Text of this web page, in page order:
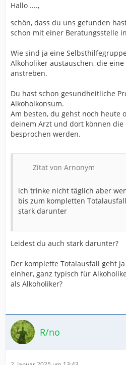
Hallo ....,
schön, dass du uns gefunden
schon mit einer Beratungsstelle
Wie sind ja eine
Alkoholiker austauschen, die
anstreben.
Du hast schon gesundheitliche
Alkoholkonsum.
Am besten, du gehst noch heute
deinem Arzt und dort können die
besprochen werden.
Zitat von Arnonym
ich trinke nicht täglich aber
bis zum kompletten
stark darunter
Leidest du auch stark darunter?
Der komplette Totalausfall geht
einher, ganz typisch für
als Alkoholiker?
R/no